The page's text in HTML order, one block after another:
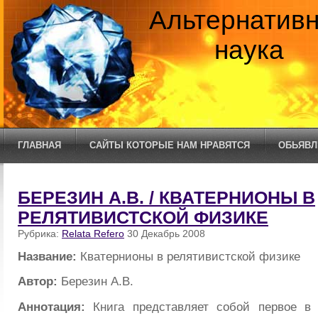
наука
ГЛАВНАЯ САЙТЫ КОТОРЫЕ НАМ НРАВЯТСЯ
БЕРЕЗИН А.В. / КВАТЕРНИОНЫ В
РЕЛЯТИВИСТСКОЙ ФИЗИКЕ
Рубрика: Relata Refero 30 Декабрь 2008
Название: Кватернионы в релятивистской физике
Автор: Березин А.В.
Аннотация: Книга представляет собой первое в